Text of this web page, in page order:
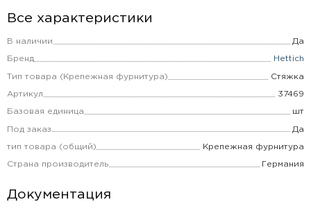
Все характеристики
В наличии Да
Бренд Hettich
Тип товара (Крепежная фурнитура) Стяжка
Артикул 37469
Базовая единица шт
Под заказ Да
тип товара (общий) Крепежная фурнитура
Страна производитель Германия
Документация